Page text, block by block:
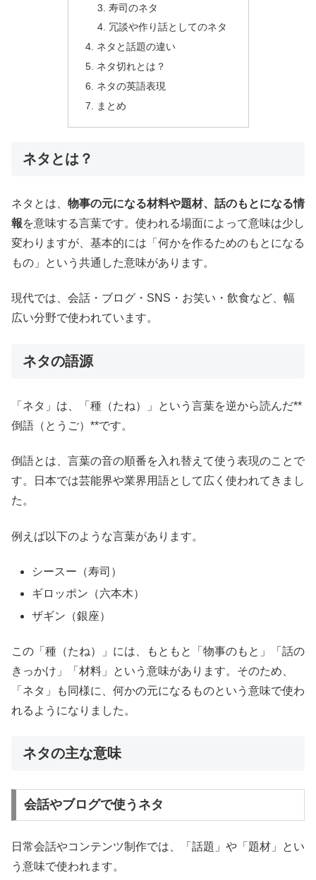
寿司のネタ
冗談や作り話としてのネタ
ネタと話題の違い
ネタ切れとは？
ネタの英語表現
まとめ
ネタとは？
ネタとは、 物事の元になる材料や題材、話のもとになる情
報を意味する言葉です。使われる場面によって意味は少し
変わりますが、基本的には「何かを作るためのもとになる
もの」という共通した意味があります。
現代では、会話・ブログ・SNS・お笑い・飲食など、幅
広い分野で使われています。
ネタの語源
「ネタ」は、「種（たね）」という言葉を逆から読んだ**
倒語（とうご）**です。
倒語とは、言葉の音の順番を入れ替えて使う表現のことで
す。日本では芸能界や業界用語として広く使われてきまし
た。
例えば以下のような言葉があります。
シースー（寿司）
ギロッポン（六本木）
ザギン（銀座）
この「種（たね）」には、もともと「物事のもと」「話の
きっかけ」「材料」という意味があります。そのため、
「ネタ」も同様に、何かの元になるものという意味で使わ
れるようになりました。
ネタの主な意味
会話やブログで使うネタ
日常会話やコンテンツ制作では、「話題」や「題材」とい
う意味で使われます。